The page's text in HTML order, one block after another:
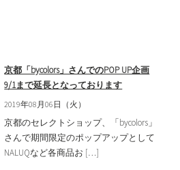
京都「bycolors」さんでのPOP UP企画
9/1まで延長となっております
2019年08月06日（火）
京都のセレクトショップ、「bycolors」
さんで期間限定のポップアップとして
NALUQなど各商品お […]